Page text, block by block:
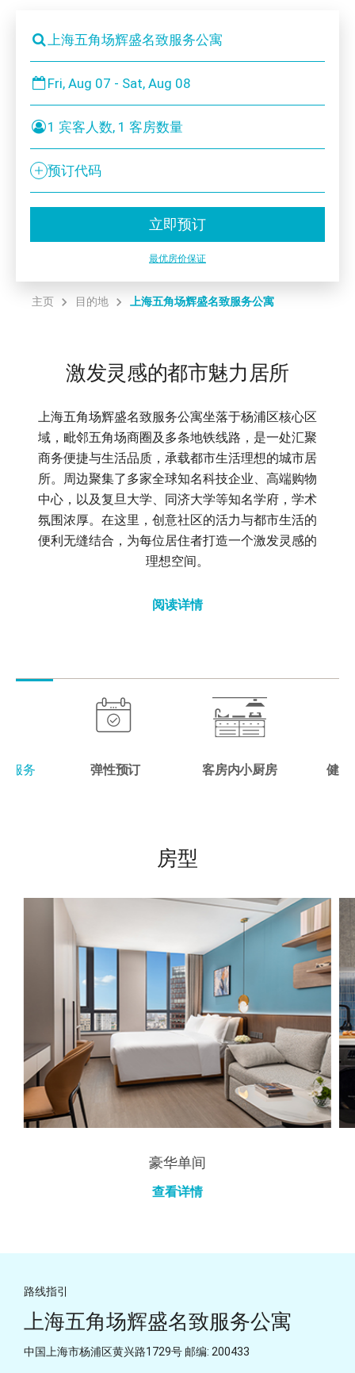
上海五角场辉盛名致服务公寓
Fri, Aug 07 - Sat, Aug 08
1 宾客人数, 1 客房数量
预订代码
立即预订
最优房价保证
主页 目的地 上海五角场辉盛名致服务公寓
激发灵感的都市魅力居所
上海五角场辉盛名致服务公寓坐落于杨浦区核心区
域，毗邻五角场商圈及多条地铁线路，是一处汇聚
商务便捷与生活品质，承载都市生活理想的城市居
所。周边聚集了多家全球知名科技企业、高端购物
中心，以及复旦大学、同济大学等知名学府，学术
氛围浓厚。在这里，创意社区的活力与都市生活的
便利无缝结合，为每位居住者打造一个激发灵感的
理想空间。
阅读详情
服务 弹性预订 客房内小厨房 健康
房型
豪华单间
查看详情
路线指引
上海五角场辉盛名致服务公寓
中国上海市杨浦区黄兴路1729号 邮编: 200433